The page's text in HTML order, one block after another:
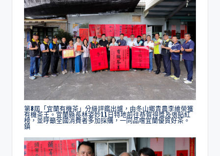
第8屆「宜蘭有機茶」分級評鑑出爐，由冬山鄉青農李維榮獲
有機茶王。宜蘭縣長林姿妙11日特地前往恭賀得獎及張貼紅
榜，並呼籲全國消費者多加採購，一同品嚐宜蘭優質好茶。
鎮